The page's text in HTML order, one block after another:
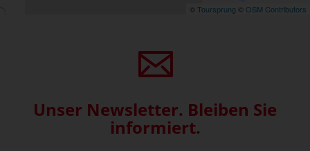
© Toursprung © OSM Contributors
Unser Newsletter. Bleiben Sie
informiert.